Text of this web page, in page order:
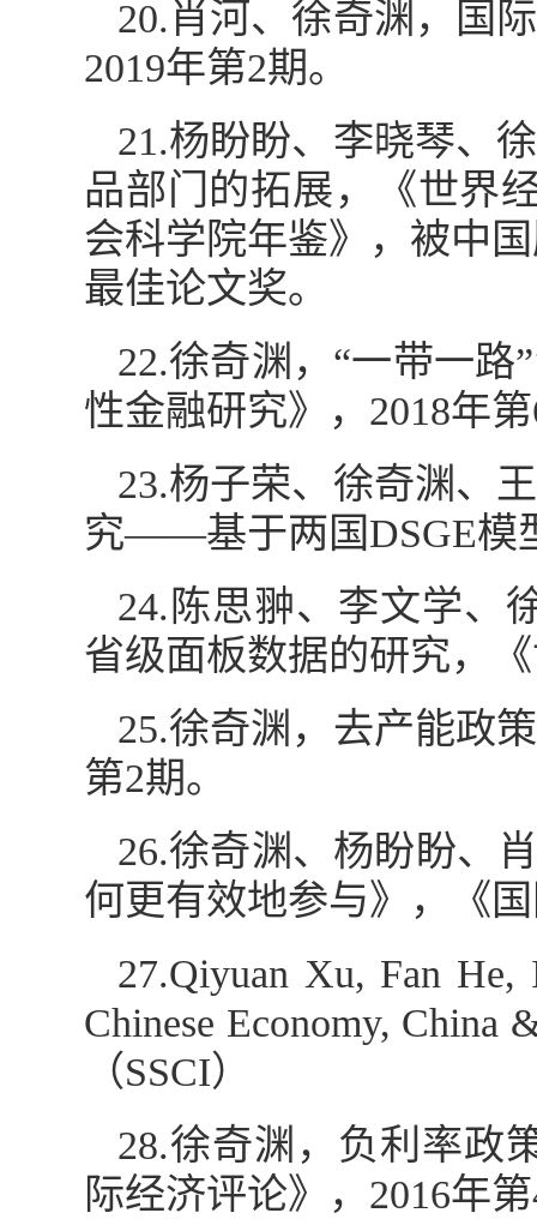
20.肖河、徐奇渊，国
2019年第2期。
21.杨盼盼、李晓琴、
品部门的拓展，《世界
会科学院年鉴》，被中
最佳论文奖。
22.徐奇渊，“一带一
性金融研究》，2018年
23.杨子荣、徐奇渊、
究——基于两国DSGE模
24.陈思翀、李文学、
省级面板数据的研究，
25.徐奇渊，去产能政
第2期。
26.徐奇渊、杨盼盼、
何更有效地参与》，《
27.Qiyuan Xu, Fan He,
Chinese Economy, China
（SSCI）
28.徐奇渊，负利率政
际经济评论》，2016年